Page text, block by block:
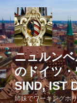
コ
ン
テ
ン
ツ
へ
ス
キ
ッ
ニュルン
のドイツ
SIND, IST
姉妹でワーキングホ